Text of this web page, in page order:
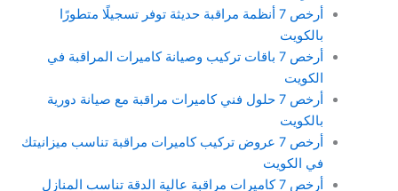
أرخص 7 أنظمة مراقبة حديثة توفر تسجيلًا متطورًا
بالكويت
أرخص 7 باقات تركيب وصيانة كاميرات المراقبة في
الكويت
أرخص 7 حلول فني كاميرات مراقبة مع صيانة دورية
بالكويت
أرخص 7 عروض تركيب كاميرات مراقبة تناسب ميزانيتك
في الكويت
أرخص 7 كاميرات مراقبة عالية الدقة تناسب المنازل